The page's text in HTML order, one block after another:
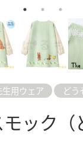
生用ウェア どう
ック（